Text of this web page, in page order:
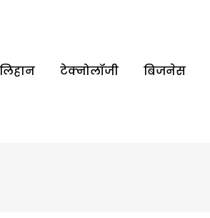
टेक्नोलॉजी बिजनेस